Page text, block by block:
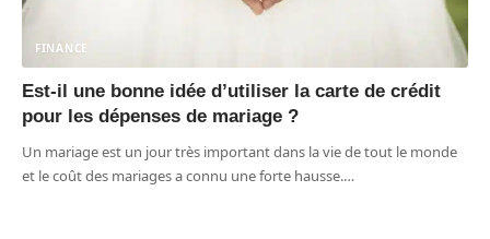
FINANCE
Est-il une bonne idée d’utiliser la carte de crédit
pour les dépenses de mariage ?
Un mariage est un jour très important dans la vie de tout le monde
et le coût des mariages a connu une forte hausse.…